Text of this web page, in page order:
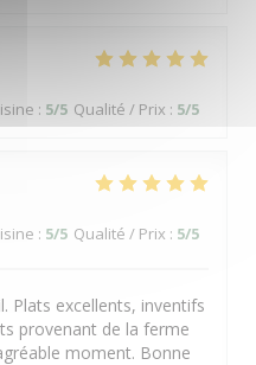
: 5/5 Qualité / Prix : 5/5
: 5/5 Qualité / Prix : 5/5
Plats excellents, inventifs
provenant de la ferme
moment. Bonne